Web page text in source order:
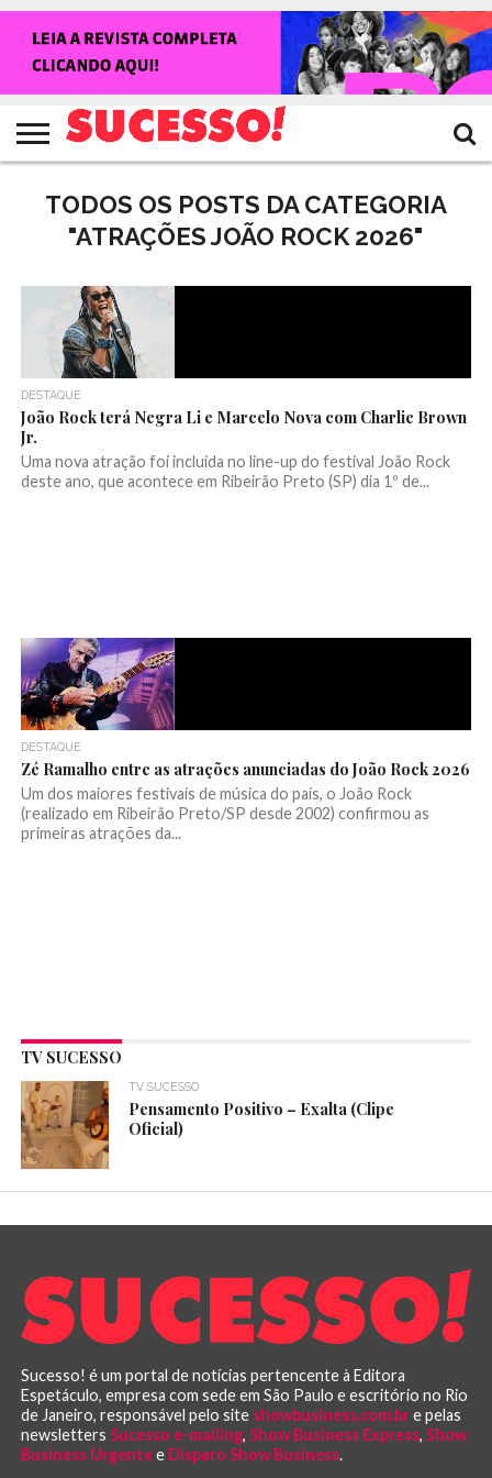
NOTÍCIAS
SHOWS
ENTREVISTAS
CLIQUES
RANKING
CROWLEY
TV
SUCESSO!
REVISTA
SUCESSO!
TODOS OS POSTS DA CATEGORIA
"ATRAÇÕES JOÃO ROCK 2026"
DESTAQUE
João Rock terá Negra Li e Marcelo Nova com Charlie Brown
Jr.
Uma nova atração foi incluída no line-up do festival João Rock
deste ano, que acontece em Ribeirão Preto (SP) dia 1º de...
DESTAQUE
Zé Ramalho entre as atrações anunciadas do João Rock 2026
Um dos maiores festivais de música do país, o João Rock
(realizado em Ribeirão Preto/SP desde 2002) confirmou as
primeiras atrações da...
TV SUCESSO
TV SUCESSO
Pensamento Positivo – Exalta (Clipe
Oficial)
Sucesso! é um portal de notícias pertencente à Editora
Espetáculo, empresa com sede em São Paulo e escritório no Rio
de Janeiro, responsável pelo site showbusiness.com.bre pelas
newsletters Sucesso e-mailing, Show Business Express, Show
Business Urgentee Disparo Show Business.